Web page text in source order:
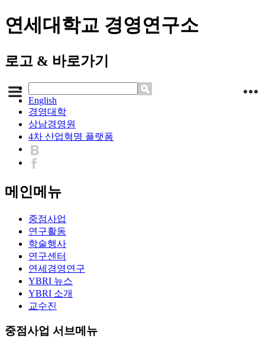
연세대학교 경영연구소
로고 & 바로가기
English
경영대학
상남경영원
4차 산업혁명 플랫폼
메인메뉴
중점사업
연구활동
학술행사
연구센터
연세경영연구
YBRI 뉴스
YBRI 소개
교수진
중점사업 서브메뉴